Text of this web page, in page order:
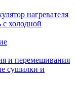
нагревателя
с холодной
и перемешивания
сушилки и